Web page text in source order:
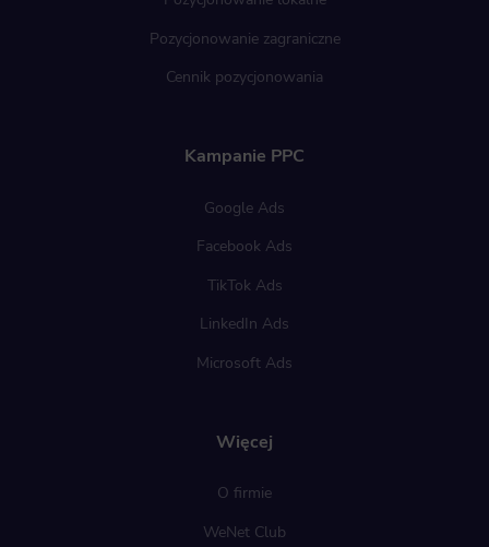
Pozycjonowanie zagraniczne
Cennik pozycjonowania
Więcej
O firmie
WeNet Club
Kampanie PPC
Google Ads
Facebook Ads
TikTok Ads
LinkedIn Ads
Microsoft Ads